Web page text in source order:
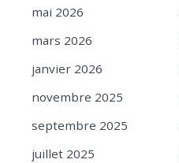
mai 2026
mars 2026
janvier 2026
novembre 2025
septembre 2025
juillet 2025